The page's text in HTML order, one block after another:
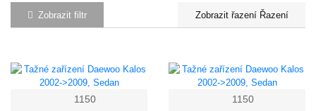
Zobrazit filtr Řazení
1150
1150